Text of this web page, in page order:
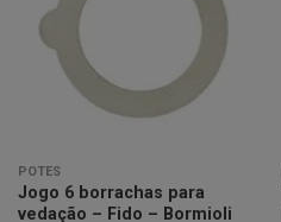
Minha
desejos
POTES
Jogo 6 borrachas para
vedação – Fido – Bormioli